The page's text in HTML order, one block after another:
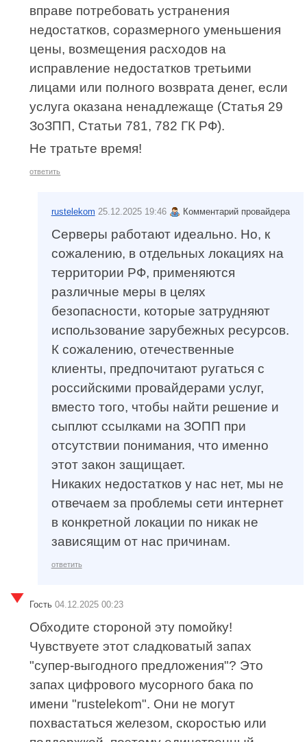
вправе потребовать устранения
недостатков, соразмерного уменьшения
цены, возмещения расходов на
исправление недостатков третьими
лицами или полного возврата денег, если
услуга оказана ненадлежаще (Статья 29
ЗоЗПП, Статьи 781, 782 ГК РФ).
Не тратьте время!
ответить
rustelekom 25.12.2025 19:46 Комментарий провайдера
Серверы работают идеально. Но, к
сожалению, в отдельных локациях на
территории РФ, применяются
различные меры в целях
безопасности, которые затрудняют
использование зарубежных ресурсов.
К сожалению, отечественные
клиенты, предпочитают ругаться с
российскими провайдерами услуг,
вместо того, чтобы найти решение и
сыплют ссылками на ЗОПП при
отсутствии понимания, что именно
этот закон защищает.
Никаких недостатков у нас нет, мы не
отвечаем за проблемы сети интернет
в конкретной локации по никак не
зависящим от нас причинам.
ответить
Гость 04.12.2025 00:23
Обходите стороной эту помойку!
Чувствуете этот сладковатый запах
"супер-выгодного предложения"? Это
запах цифрового мусорного бака по
имени "rustelekom". Они не могут
похвастаться железом, скоростью или